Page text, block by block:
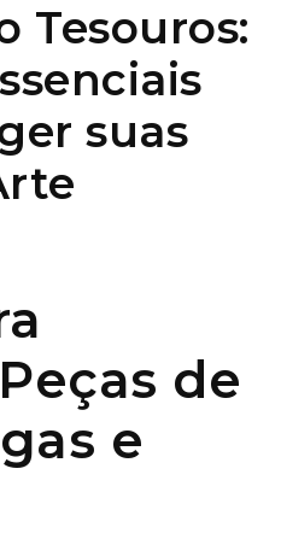
Tesouros:
suas
de
e